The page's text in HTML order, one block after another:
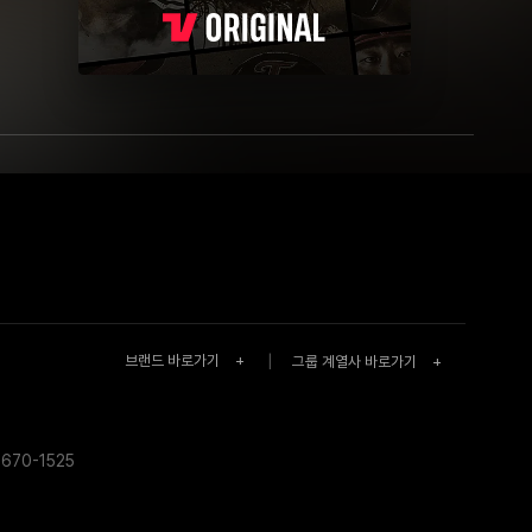
브랜드 바로가기 + 그룹 계열사 바로가기 +
1525